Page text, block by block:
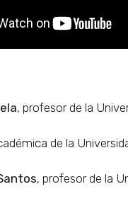
, profesor de la
de la
, profesor de la